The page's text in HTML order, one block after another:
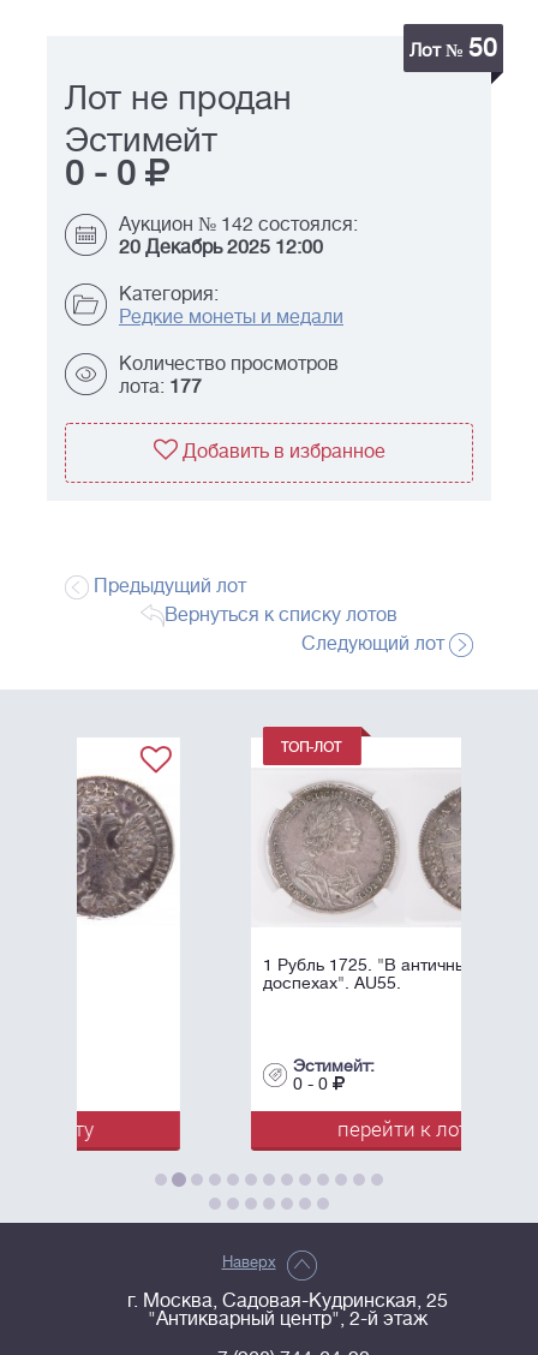
Лот № 50
Лот не продан
Эстимейт
0 - 0
Аукцион № 142 состоялся:
20 Декабрь 2025 12:00
Категория:
Редкие монеты и медали
Количество просмотров
лота: 177
Добавить в избранное
Предыдущий лот
Вернуться к списку лотов
Следующий лот
1 Рубль 1725. "В античных
доспехах". AU55.
перейти к лоту
Наверх
г. Москва, Садовая-Кудринская, 25
"Антикварный центр", 2-й этаж